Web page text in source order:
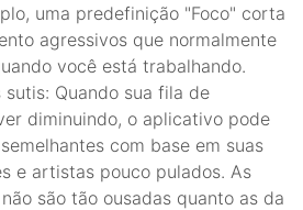
uma predefinição "Foco" corta
agressivos que normalmente
você está trabalhando.
sutis: Quando sua fila de
diminuindo, o aplicativo pode
com base em suas
e artistas pouco pulados. As
são tão ousadas quanto as da